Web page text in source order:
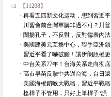
【11208】
· 再看五四新文化运动，想到習近平
· 川習會前台灣軍購非過不可？川普
· 闡揚孔子，不反對，反對儒表內法
· 美國建美元互換中心，聯手亞洲鎖
· 習近平看了嚇破膽！讓伊朗政權更
· 中台关系77年！台海关系走向彻底
· 高市早苗反擊中共過台海，台日還
· 美國海權鎖喉大戰略，習近平戰略
· 槍桿子不管用，只好上筆桿子?謊